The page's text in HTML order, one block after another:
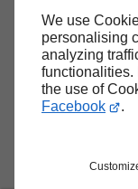
We use
personalising
analyzing
functionalities.
the use of
Facebook
.